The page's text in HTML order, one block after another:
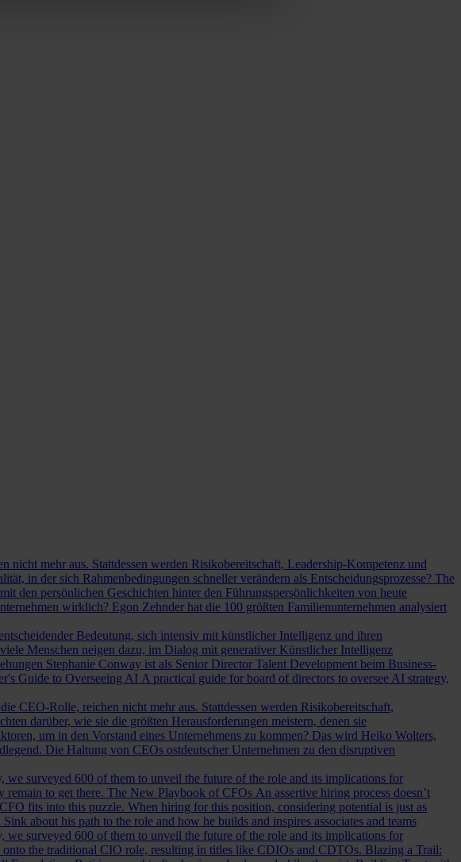
mehr aus. Stattdessen werden Risikobereitschaft, Leadership-Kompetenz und
in der sich Rahmenbedingungen schneller verändern als Entscheidungsprozesse? The
den persönlichen Geschichten hinter den Führungspersönlichkeiten von heute
wirklich? Egon Zehnder hat die 100 größten Familienunternehmen analysiert
Bedeutung, sich intensiv mit künstlicher Intelligenz und ihren
Menschen neigen dazu, im Dialog mit generativer Künstlicher Intelligenz
Stephanie Conway ist als Senior Director Talent Development beim Business-
Guide to Overseeing AI A practical guide for board of directors to oversee AI strategy,
CEO-Rolle, reichen nicht mehr aus. Stattdessen werden Risikobereitschaft,
darüber, wie sie die größten Herausforderungen meistern, denen sie
um in den Vorstand eines Unternehmens zu kommen? Das wird Heiko Wolters,
Die Haltung von CEOs ostdeutscher Unternehmen zu den disruptiven
surveyed 600 of them to unveil the future of the role and its implications for
to get there. The New Playbook of CFOs An assertive hiring process doesn’t
fits into this puzzle. When hiring for this position, considering potential is just as
about his path to the role and how he builds and inspires associates and teams
surveyed 600 of them to unveil the future of the role and its implications for
the traditional CIO role, resulting in titles like CDIOs and CDTOs. Blazing a Trail: